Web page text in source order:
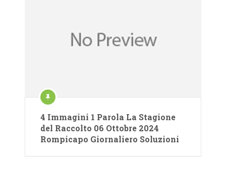
4 Immagini 1 Parola La Stagione
del Raccolto 06 Ottobre 2024
Rompicapo Giornaliero Soluzioni